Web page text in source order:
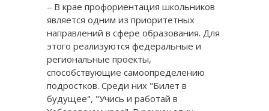
– В крае профориентация школьников
является одним из приоритетных
направлений в сфере образования. Для
этого реализуются федеральные и
региональные проекты,
способствующие самоопределению
подростков. Среди них "Билет в
будущее", "Учись и работай в